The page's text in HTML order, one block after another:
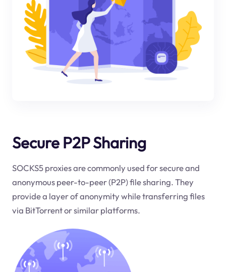
Secure P2P Sharing
SOCKS5 proxies are commonly used for secure and
anonymous peer-to-peer (P2P) file sharing. They
provide a layer of anonymity while transferring files
via BitTorrent or similar platforms.